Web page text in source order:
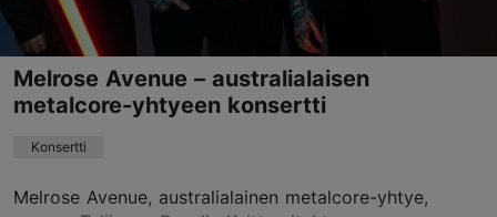
Melrose Avenue – australialaisen
metalcore-yhtyeen konsertti
Konsertti
Melrose Avenue, australialainen metalcore-yhtye,